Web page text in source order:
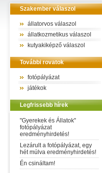
Szakember válaszol
állatorvos válaszol
állatkozmetikus válaszol
kutyakiképző válaszol
További rovatok
fotópályázat
játékok
Legfrissebb hírek
"Gyerekek és Állatok"
fotópályázat
eredményhirdetés!
Lezárult a fotópályázat, egy
hét múlva eredményhirdetés!
Én csináltam!